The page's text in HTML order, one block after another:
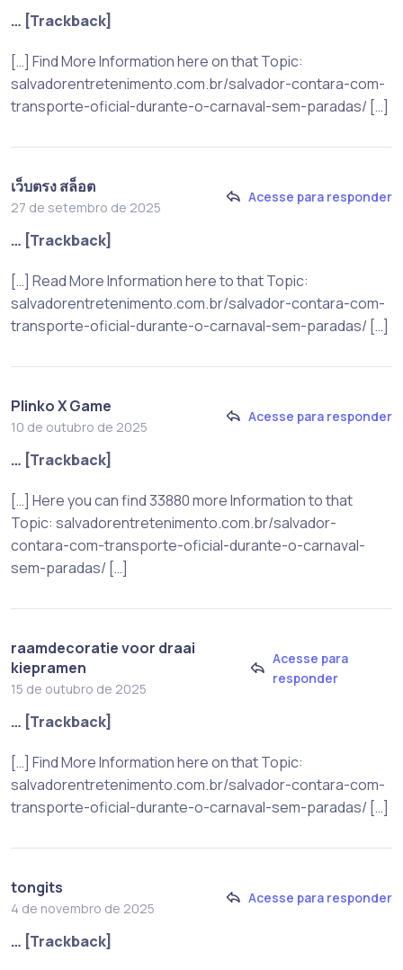
… [Trackback]
[…] Find More Information here on that Topic:
salvadorentretenimento.com.br/salvador-contara-com-
transporte-oficial-durante-o-carnaval-sem-paradas/ […]
เว็บตรง สล็อต
27 de setembro de 2025
Acesse para responder
… [Trackback]
[…] Read More Information here to that Topic:
salvadorentretenimento.com.br/salvador-contara-com-
transporte-oficial-durante-o-carnaval-sem-paradas/ […]
Plinko X Game
10 de outubro de 2025
Acesse para responder
… [Trackback]
[…] Here you can find 33880 more Information to that
Topic: salvadorentretenimento.com.br/salvador-
contara-com-transporte-oficial-durante-o-carnaval-
sem-paradas/ […]
raamdecoratie voor draai
kiepramen
15 de outubro de 2025
Acesse para
responder
… [Trackback]
[…] Find More Information here on that Topic:
salvadorentretenimento.com.br/salvador-contara-com-
transporte-oficial-durante-o-carnaval-sem-paradas/ […]
tongits
4 de novembro de 2025
Acesse para responder
… [Trackback]